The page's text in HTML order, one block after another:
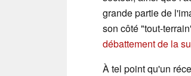
grande partie de
son côté "tout-
débattement de la
À tel point qu'un